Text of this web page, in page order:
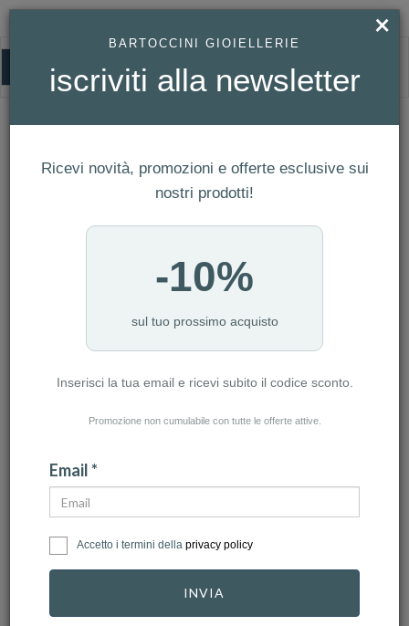
HOMEPAGE
SWAROVSKI - ANELLO COCKTAIL CONSTELLA, TAGLIO PRINCESS, PAVÉ,
Swarovski - Anello cocktail Constella,
Taglio Princess, Pavé, Bianco, Placcato
rodio Ref. 5645251
×
BARTOCCINI GIOIELLERIE
iscriviti alla newsletter
Ricevi novità, promozioni e offerte esclusive sui
nostri prodotti!
-10%
sul tuo prossimo acquisto
Inserisci la tua email e ricevi subito il codice sconto.
Promozione non cumulabile con tutte le offerte attive.
Email *
Accetto i termini della privacy policy
INVIA